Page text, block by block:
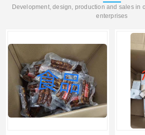
Development, design, production and sales in
enterprises